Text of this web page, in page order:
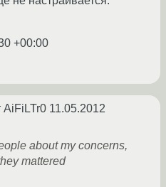
+00:00
AiFiLTr0 11.05.2012
about my concerns,
mattered